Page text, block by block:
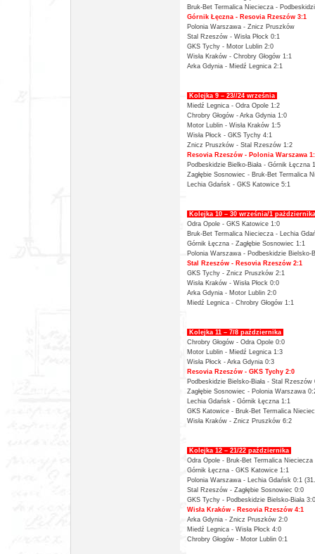
Bruk-Bet Termalica Nieciecza -
Górnik Łęczna - Resovia Rzeszów 3:1
Polonia Warszawa - Znicz Pruszków
Stal Rzeszów - Wisła Płock 0:1
GKS Tychy - Motor Lublin 2:0
Wisła Kraków - Chrobry Głogów 1:1
Arka Gdynia - Miedź Legnica 2:1
Kolejka 9 – 23//24 września
Miedź Legnica - Odra Opole 1:2
Chrobry Głogów - Arka Gdynia 1:0
Motor Lublin - Wisła Kraków 1:5
Wisła Płock - GKS Tychy 4:1
Znicz Pruszków - Stal Rzeszów 1:2
Resovia Rzeszów - Polonia Warszawa
Podbeskidzie Bielko-Biała - Górnik Łęczna
Zagłębie Sosnowiec - Bruk-Bet Termalica
Lechia Gdańsk - GKS Katowice 5:1
Kolejka 10 – 30 września/1
Odra Opole - GKS Katowice 1:0
Bruk-Bet Termalica Nieciecza - Lechia
Górnik Łęczna - Zagłębie Sosnowiec 1:1
Polonia Warszawa - Podbeskidzie Bielsko-
Stal Rzeszów - Resovia Rzeszów 2:1
GKS Tychy - Znicz Pruszków 2:1
Wisła Kraków - Wisła Płock 0:0
Arka Gdynia - Motor Lublin 2:0
Miedź Legnica - Chrobry Głogów 1:1
Kolejka 11 – 7/8 października
Chrobry Głogów - Odra Opole 0:0
Motor Lublin - Miedź Legnica 1:3
Wisła Płock - Arka Gdynia 0:3
Resovia Rzeszów - GKS Tychy 2:0
Podbeskidzie Bielsko-Biała - Stal Rzeszów
Zagłębie Sosnowiec - Polonia Warszawa
Lechia Gdańsk - Górnik Łęczna 1:1
GKS Katowice - Bruk-Bet Termalica
Wisła Kraków - Znicz Pruszków 6:2
Kolejka 12 – 21/22 października
Odra Opole - Bruk-Bet Termalica Nieciecza
Górnik Łęczna - GKS Katowice 1:1
Polonia Warszawa - Lechia Gdańsk 0:1
Stal Rzeszów - Zagłębie Sosnowiec 0:0
GKS Tychy - Podbeskidzie Bielsko-Biała 3:0
Wisła Kraków - Resovia Rzeszów 4:1
Arka Gdynia - Znicz Pruszków 2:0
Miedź Legnica - Wisła Płock 4:0
Chrobry Głogów - Motor Lublin 0:1